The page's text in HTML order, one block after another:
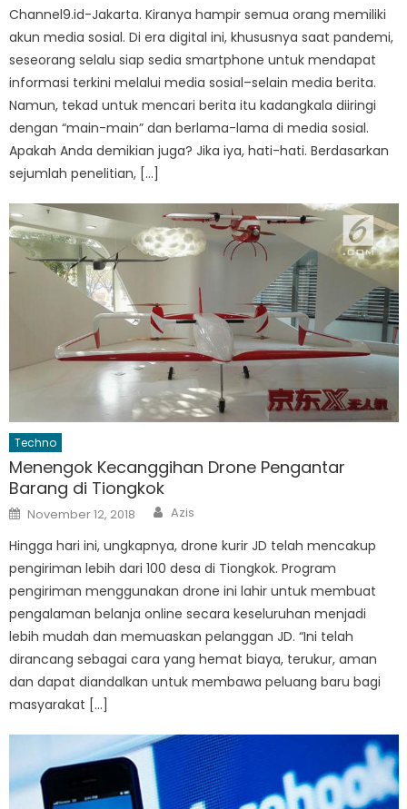
Channel9.id-Jakarta. Kiranya hampir semua orang memiliki
akun media sosial. Di era digital ini, khususnya saat pandemi,
seseorang selalu siap sedia smartphone untuk mendapat
informasi terkini melalui media sosial–selain media berita.
Namun, tekad untuk mencari berita itu kadangkala diiringi
dengan “main-main” dan berlama-lama di media sosial.
Apakah Anda demikian juga? Jika iya, hati-hati. Berdasarkan
sejumlah penelitian, […]
Techno
Menengok Kecanggihan Drone Pengantar
Barang di Tiongkok
Posted
on
November 12, 2018 Author
Azis
Hingga hari ini, ungkapnya, drone kurir JD telah mencakup
pengiriman lebih dari 100 desa di Tiongkok. Program
pengiriman menggunakan drone ini lahir untuk membuat
pengalaman belanja online secara keseluruhan menjadi
lebih mudah dan memuaskan pelanggan JD. “Ini telah
dirancang sebagai cara yang hemat biaya, terukur, aman
dan dapat diandalkan untuk membawa peluang baru bagi
masyarakat […]